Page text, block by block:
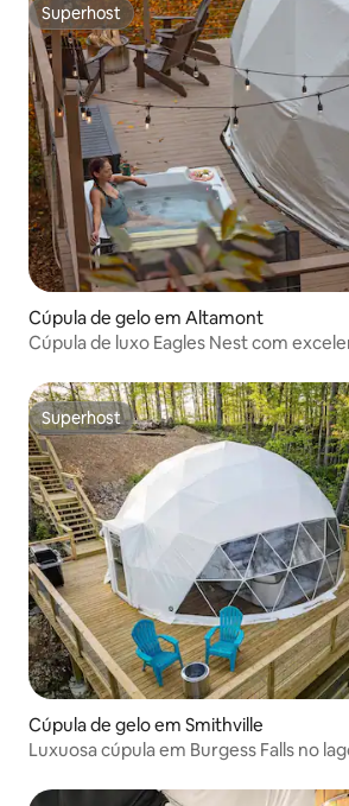
Superhost
Superhost
Cúpula de gelo em Altamont
Cúpula de luxo Eagles Nest com
Superhost
Superhost
Cúpula de gelo em Smithville
Luxuosa cúpula em Burgess Falls no